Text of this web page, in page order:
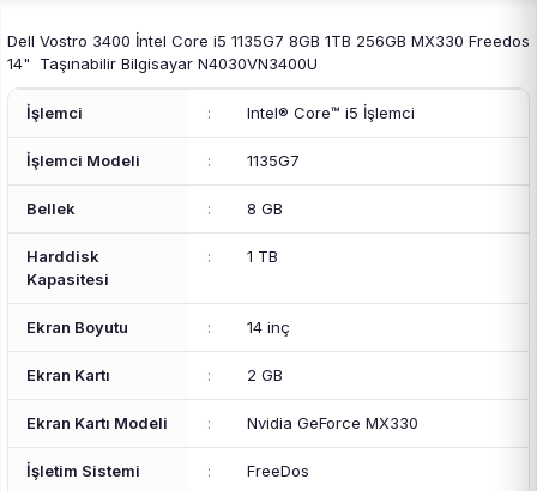
Dell Vostro 3400 İntel Core i5 1135G7 8GB 1TB 256GB MX330 Freedos
14" Taşınabilir Bilgisayar N4030VN3400U
İşlemci : Intel® Core™ i5 İşlemci
İşlemci Modeli : 1135G7
Bellek : 8 GB
Harddisk
Kapasitesi
: 1 TB
Ekran Boyutu : 14 inç
Ekran Kartı : 2 GB
Ekran Kartı Modeli : Nvidia GeForce MX330
İşletim Sistemi : FreeDos